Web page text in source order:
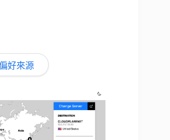
好來源